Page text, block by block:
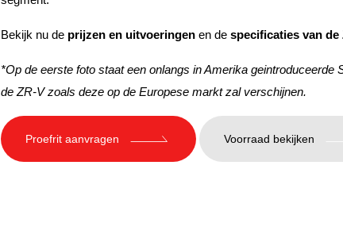
Bekijk nu de prijzen en uitvoeringen en de specificaties van de
*Op de eerste foto staat een onlangs in Amerika geintroduceerde
de ZR-V zoals deze op de Europese markt zal verschijnen.
Proefrit aanvragen Voorraad bekijken